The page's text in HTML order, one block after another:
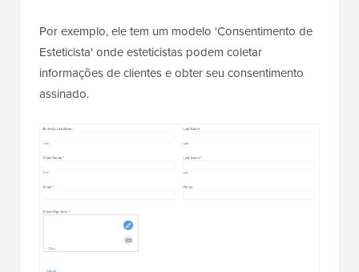
Por exemplo, ele tem um modelo 'Consentimento de
Esteticista' onde esteticistas podem coletar
informações de clientes e obter seu consentimento
assinado.